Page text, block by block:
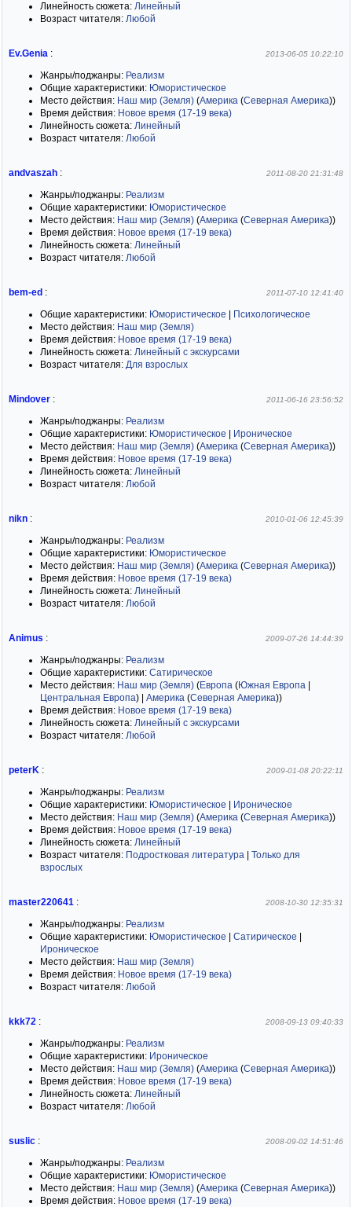
Линейность сюжета: Линейный
Возраст читателя: Любой
Ev.Genia : 2013-06-05 10:22:10
Жанры/поджанры: Реализм
Общие характеристики: Юмористическое
Место действия: Наш мир (Земля) (Америка (Северная Америка))
Время действия: Новое время (17-19 века)
Линейность сюжета: Линейный
Возраст читателя: Любой
andvaszah : 2011-08-20 21:31:48
Жанры/поджанры: Реализм
Общие характеристики: Юмористическое
Место действия: Наш мир (Земля) (Америка (Северная Америка))
Время действия: Новое время (17-19 века)
Линейность сюжета: Линейный
Возраст читателя: Любой
bem-ed : 2011-07-10 12:41:40
Общие характеристики: Юмористическое
Психологическое
Место действия: Наш мир (Земля)
Время действия: Новое время (17-19 века)
Линейность сюжета: Линейный с экскурсами
Возраст читателя: Для взрослых
Mindover : 2011-06-16 23:56:52
Жанры/поджанры: Реализм
Общие характеристики: Юмористическое
Ироническое
Место действия: Наш мир (Земля) (Америка (Северная Америка))
Время действия: Новое время (17-19 века)
Линейность сюжета: Линейный
Возраст читателя: Любой
nikn : 2010-01-06 12:45:39
Жанры/поджанры: Реализм
Общие характеристики: Юмористическое
Место действия: Наш мир (Земля) (Америка (Северная Америка))
Время действия: Новое время (17-19 века)
Линейность сюжета: Линейный
Возраст читателя: Любой
Animus : 2009-07-26 14:44:39
Жанры/поджанры: Реализм
Общие характеристики: Сатирическое
Место действия: Наш мир (Земля) (Европа (Южная Европа
Центральная Европа) Америка (Северная Америка))
Время действия: Новое время (17-19 века)
Линейность сюжета: Линейный с экскурсами
Возраст читателя: Любой
peterK : 2009-01-08 20:22:11
Жанры/поджанры: Реализм
Общие характеристики: Юмористическое
Ироническое
Место действия: Наш мир (Земля) (Америка (Северная Америка))
Время действия: Новое время (17-19 века)
Линейность сюжета: Линейный
Возраст читателя: Подростковая литература
Только для
взрослых
master220641 : 2008-10-30 12:35:31
Жанры/поджанры: Реализм
Общие характеристики: Юмористическое Сатирическое
Ироническое
Место действия: Наш мир (Земля)
Время действия: Новое время (17-19 века)
Возраст читателя: Любой
kkk72 : 2008-09-13 09:40:33
Жанры/поджанры: Реализм
Общие характеристики: Ироническое
Место действия: Наш мир (Земля) (Америка (Северная Америка))
Время действия: Новое время (17-19 века)
Линейность сюжета: Линейный
Возраст читателя: Любой
suslic : 2008-09-02 14:51:46
Жанры/поджанры: Реализм
Общие характеристики: Юмористическое
Место действия: Наш мир (Земля) (Америка (Северная Америка))
Время действия: Новое время (17-19 века)